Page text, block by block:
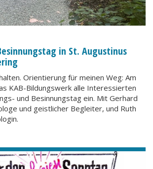
in St. Augustinus
Orientierung für meinen Weg: Am
KAB-Bildungswerk alle Interessierten
und Besinnungstag ein. Mit Gerhard
und geistlicher Begleiter, und Ruth